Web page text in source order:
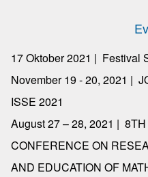
17 Oktober 2021 | Festival
November 19 - 20, 2021 |
ISSE 2021
August 27 – 28, 2021 |
CONFERENCE ON
AND EDUCATION OF